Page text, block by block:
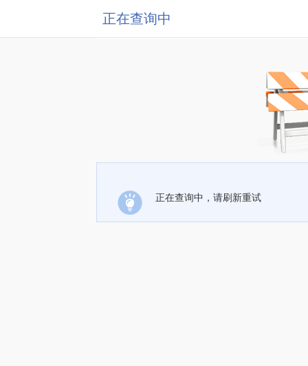
正在查询中
正在查询中，请刷新重试